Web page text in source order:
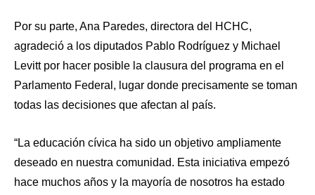
Por su parte, Ana Paredes, directora del HCHC,
agradeció a los diputados Pablo Rodríguez y Michael
Levitt por hacer posible la clausura del programa en el
Parlamento Federal, lugar donde precisamente se toman
todas las decisiones que afectan al país.
“La educación cívica ha sido un objetivo ampliamente
deseado en nuestra comunidad. Esta iniciativa empezó
hace muchos años y la mayoría de nosotros ha estado